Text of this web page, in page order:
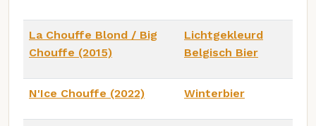
La Chouffe Blond / Big
Chouffe (2015)
Lichtgekleurd
Belgisch Bier
N'Ice Chouffe (2022) Winterbier